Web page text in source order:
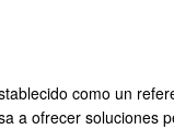
como un
a ofrecer soluciones